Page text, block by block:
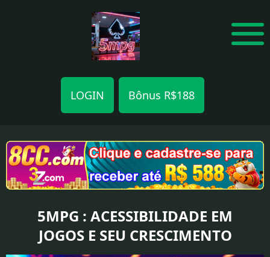
CASSINO
ONLINE
LOGIN
RÁPIDO
LOGIN Bônus R$188
5MPG : ACESSIBILIDADE EM
JOGOS E SEU CRESCIMENTO